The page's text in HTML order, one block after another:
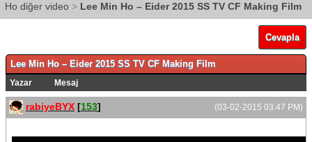
Ho diğer video > Lee Min Ho – Eider 2015 SS TV CF Making Film
Cevapla
Lee Min Ho – Eider 2015 SS TV CF Making Film
Yazar Mesaj
(03-02-2015 03:47 PM)
rabiyeBYX [153]